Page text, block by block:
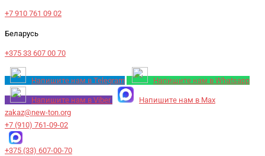
+7 910 761 09 02
Беларусь
+375 33 607 00 70
Напишите нам в Telegram Напишите нам в Whatsapp
Напишите нам в Viber
Напишите нам в Max
zakaz@new-ton.org
+7 (910) 761-09-02
+375 (33) 607-00-70